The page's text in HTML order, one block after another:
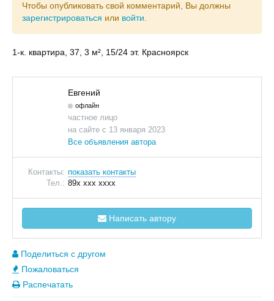
Чтобы опубликовать свой комментарий, Вы должны
зарегистрироваться или войти
1-к. квартира, 37, 3 м², 15/24 эт. Красноярск
Евгений
офлайн
частное лицо
на сайте с 13 января 2023
Все объявления автора
Контакты: показать контакты
Тел.: 89x xxx xxxx
Написать автору
Поделиться с другом
Пожаловаться
Распечатать